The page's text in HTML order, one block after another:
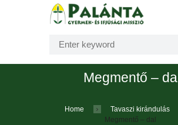
Megmentő – dal
Home
Tavaszi kirándulás
Megmentő – dal